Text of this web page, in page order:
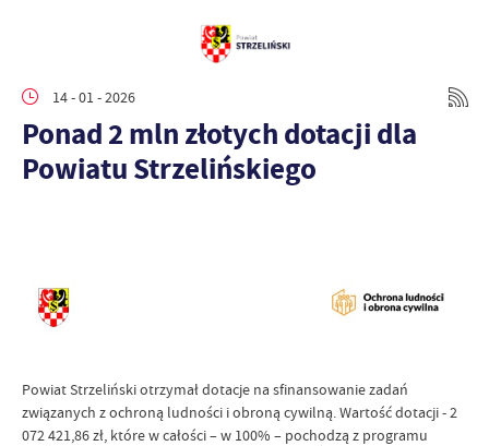
14 - 01 - 2026
Ponad 2 mln złotych dotacji dla
Powiatu Strzelińskiego
Powiat Strzeliński otrzymał dotacje na sfinansowanie zadań
związanych z ochroną ludności i obroną cywilną. Wartość dotacji - 2
072 421,86 zł, które w całości – w 100% – pochodzą z programu